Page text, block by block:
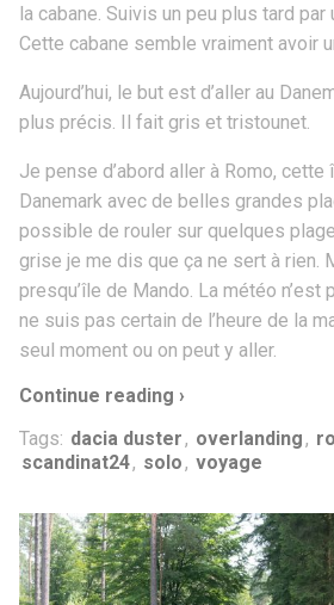
la cabane. Suivis un peu plus tard par
Cette cabane semble vraiment avoir
Aujourd’hui, le but est d’aller au
plus précis. Il fait gris et tristounet.
Je pense d’abord aller à Romo,
Danemark avec de belles grandes
possible de rouler sur quelques
grise je me dis que ça ne sert à rien.
presqu’île de Mando. La météo n’est
ne suis pas certain de l’heure de la
seul moment ou on peut y aller.
Continue reading ›
Tags: dacia duster, overlanding,
scandinat24, solo, voyage